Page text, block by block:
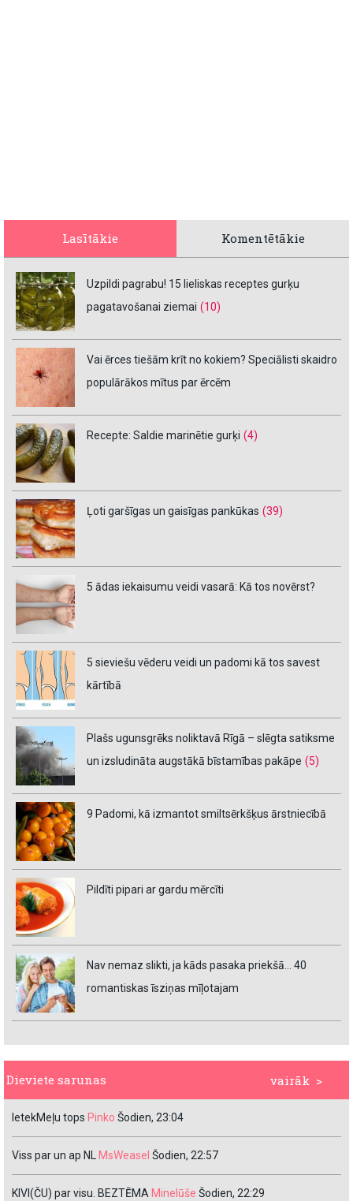
Lasītākie Komentētākie
Uzpildi pagrabu! 15 lieliskas receptes gurķu
pagatavošanai ziemai (10)
Vai ērces tiešām krīt no kokiem? Speciālisti skaidro
populārākos mītus par ērcēm
Recepte: Saldie marinētie gurķi (4)
Ļoti garšīgas un gaisīgas pankūkas (39)
5 ādas iekaisumu veidi vasarā: Kā tos novērst?
5 sieviešu vēderu veidi un padomi kā tos savest
kārtībā
Plašs ugunsgrēks noliktavā Rīgā – slēgta satiksme
un izsludināta augstākā bīstamības pakāpe (5)
9 Padomi, kā izmantot smiltsērkšķus ārstniecībā
Pildīti pipari ar gardu mērcīti
Nav nemaz slikti, ja kāds pasaka priekšā… 40
romantiskas īsziņas mīļotajam
vairāk >
Dieviete sarunas
IetekMeļu tops Pinko Šodien, 23:04
Viss par un ap NL MsWeasel Šodien, 22:57
KIVI(ČU) par visu. BEZTĒMA Minelūše Šodien, 22:29